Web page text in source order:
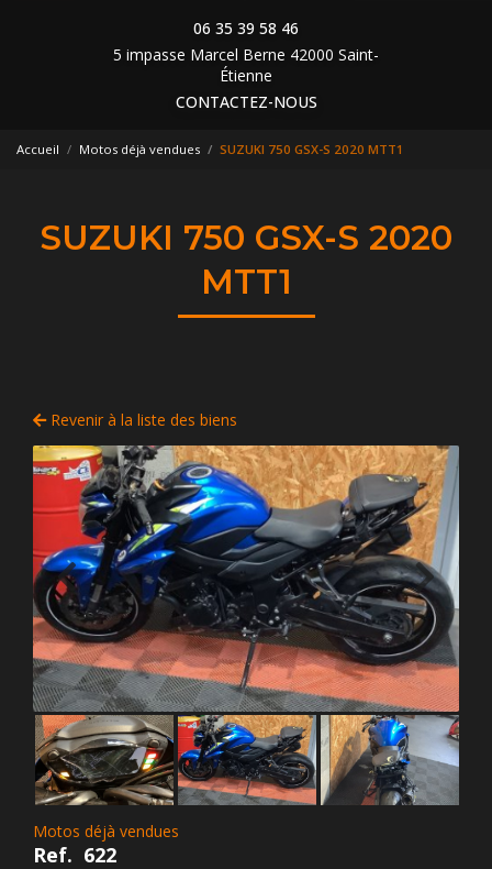
06 35 39 58 46
5 impasse Marcel Berne 42000 Saint-
Étienne
CONTACTEZ-NOUS
Accueil Motos déjà vendues SUZUKI 750 GSX-S 2020 MTT1
SUZUKI 750 GSX-S 2020
MTT1
Revenir à la liste des biens
Motos déjà vendues
Ref. 622